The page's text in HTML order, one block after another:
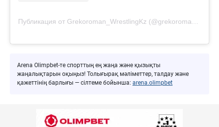
Arena Olimpbet-те спорттың ең жаңа және қызықты
жаңалықтарын оқыңыз! Толығырақ мәліметтер, талдау және
қажеттінің барлығы — сілтеме бойынша: arena.olimpbet